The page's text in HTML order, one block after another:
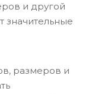
и другой
значительные
размеров и